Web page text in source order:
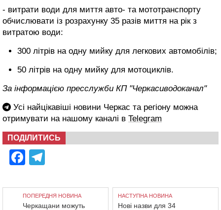
- витрати води для миття авто- та мототранспорту
обчислювати із розрахунку 35 разів миття на рік з
витратою води:
300 літрів на одну мийку для легкових автомобілів;
50 літрів на одну мийку для мотоциклів.
За інформацією пресслужби КП "Черкасиводоканал"
Усі найцікавіші новини Черкас та регіону можна
отримувати на нашому каналі в Telegram
ПОДІЛИТИСЬ
Facebook
ПОПЕРЕДНЯ НОВИНА
Черкащани можуть
НАСТУПНА НОВИНА
Нові назви для 34